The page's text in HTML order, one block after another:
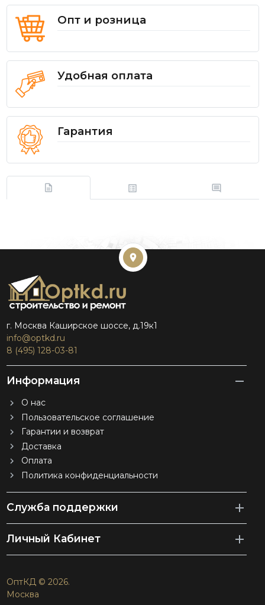
Опт и розница
Удобная оплата
Гарантия
г. Москва Каширское шоссе, д.19к1
info@optkd.ru
8 (495) 128-03-81
Информация
О нас
Пользовательское соглашение
Гарантии и возврат
Доставка
Оплата
Политика конфиденциальности
Служба поддержки
Личный Кабинет
ОптКД © 2026.
Москва